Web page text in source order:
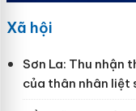
Xã hội
Sơn La: Thu nhận
của thân nhân liệt